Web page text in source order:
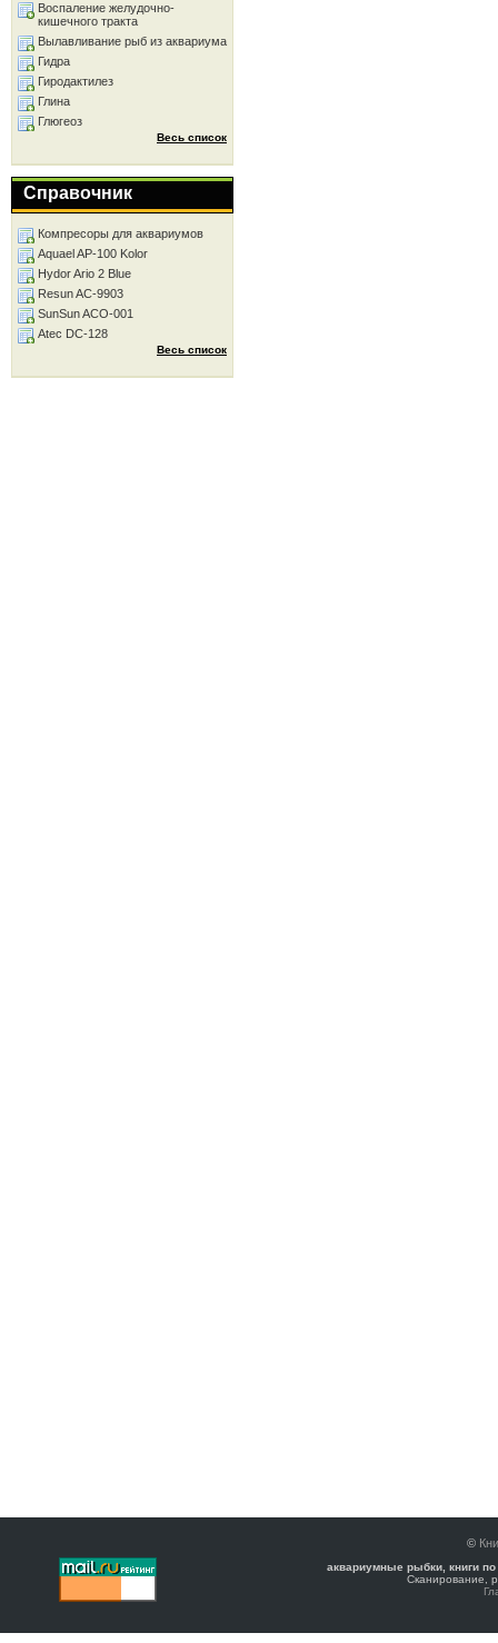
Воспаление желудочно-
кишечного тракта
Вылавливание рыб из аквариума
Гидра
Гиродактилез
Глина
Глюгеоз
Весь список
Справочник
Компресоры для аквариумов
Aquael AP-100 Kolor
Hydor Ario 2 Blue
Resun AC-9903
SunSun ACO-001
Atec DC-128
Весь список
©
аквариумные рыбки, книги
Сканирование,